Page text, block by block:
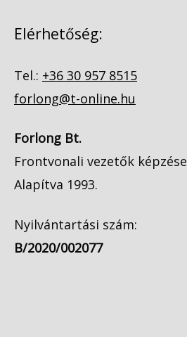
Elérhetőség:
Tel.: +36 30 957 8515
forlong@t-online.hu
Forlong Bt.
Frontvonali vezetők képzése
Alapítva 1993.
Nyilvántartási szám:
B/2020/002077